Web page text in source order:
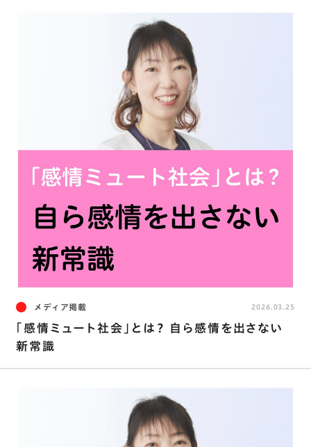
メディア掲載
｢感情ミュート社会｣とは？ 自ら感情を出さない
新常識
2026.03.25